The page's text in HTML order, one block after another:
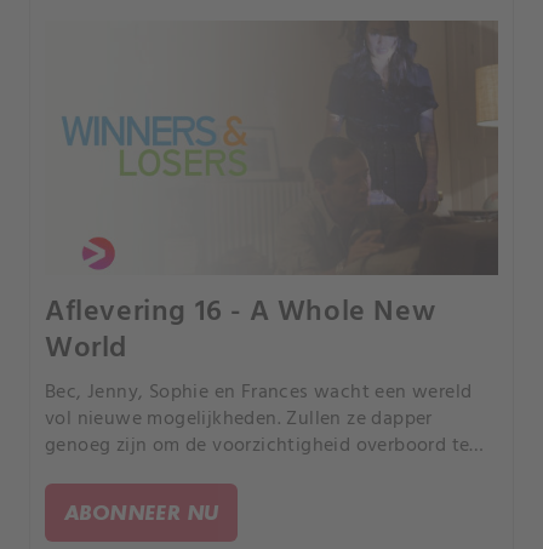
Aflevering 16 - A Whole New
World
Bec, Jenny, Sophie en Frances wacht een wereld
vol nieuwe mogelijkheden. Zullen ze dapper
genoeg zijn om de voorzichtigheid overboord te
ABONNEER NU